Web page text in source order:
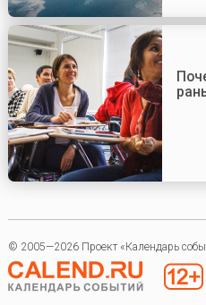
© 2005—2026 Проект «Календарь